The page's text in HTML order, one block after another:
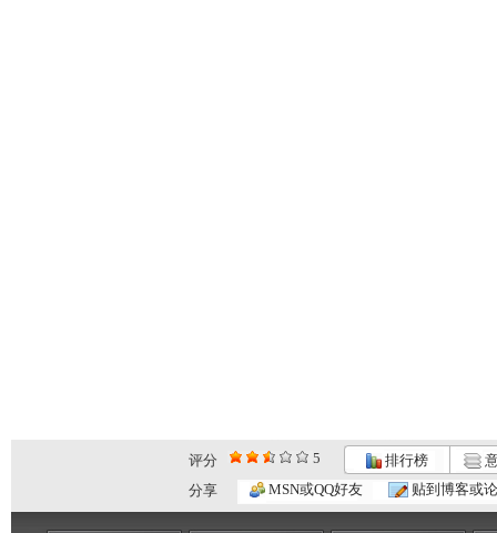
评分 5 排行榜
分享
MSN或QQ好友 贴到博客或